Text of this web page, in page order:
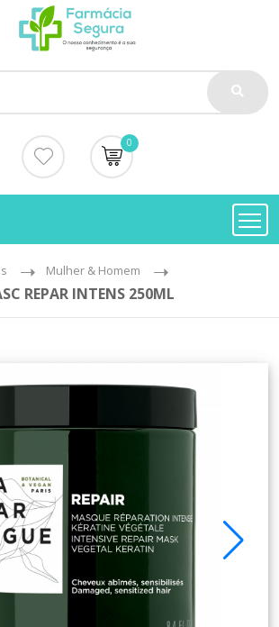
0
Mulher & Homem
REPAR INTENS 250ML